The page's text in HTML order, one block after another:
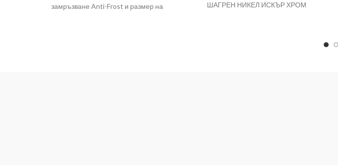
замръзване Anti-Frost и размер на
ШАГРЕН НИКЕЛ ИСКЪР ХРОМ